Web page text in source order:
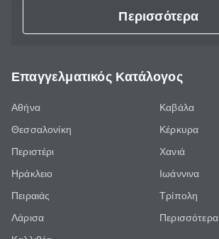
Περισσότερα
Επαγγελματικός Κατάλογος
Αθήνα
Θεσσαλονίκη
Περιστέρι
Ηράκλειο
Πειραιάς
Λάρισα
Καβάλα
Κέρκυρα
Χανιά
Ιωάννινα
Τρίπολη
Περισσότερα